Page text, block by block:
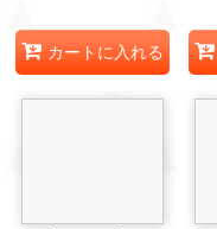
カートに入れる